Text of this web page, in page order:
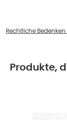
Rechtliche
Produkte,